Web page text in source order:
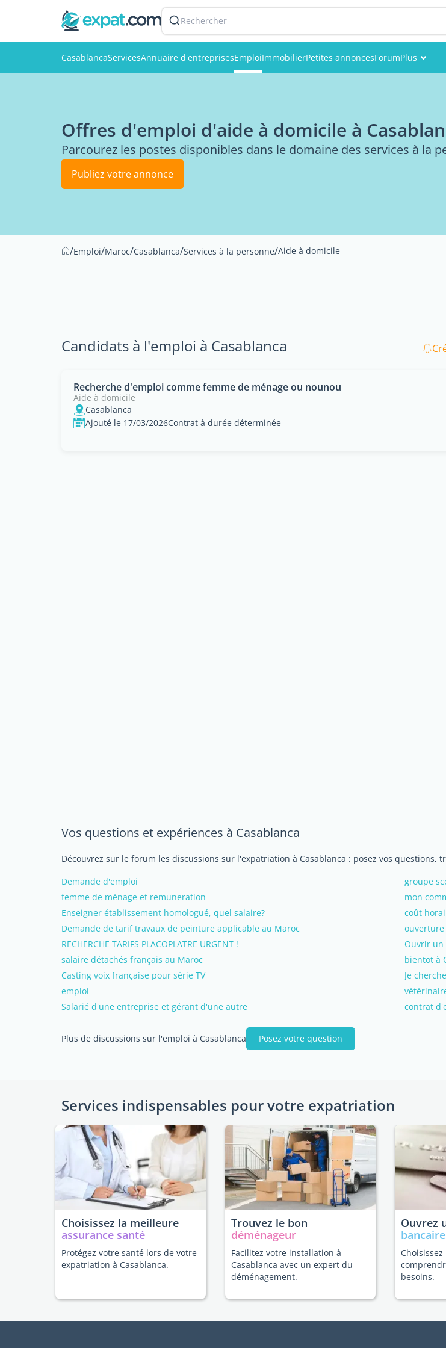
Rechercher
CasablancaServicesAnnuaire d'entreprisesEmploiImmobilierPetites annoncesForumPlus
Photos
Offres d'emploi d'aide à domicile à
Parcourez les postes disponibles dans le domaine des services à la
Publiez votre annonce
/Emploi/Maroc/Casablanca/Services à la personne/Aide à domicile
Candidats à l'emploi à Casablanca
Recherche d'emploi comme femme de ménage ou nounou
Aide à domicile
Casablanca
Ajouté le 17/03/2026Contrat à durée déterminée
Vos questions et expériences à Casablanca
Découvrez sur le forum les discussions sur l'expatriation à Casablanca : posez vos questions,
Demande d'emploi
groupe
femme de ménage et remuneration
mon
Enseigner établissement homologué, quel salaire?
coût
Demande de tarif travaux de peinture applicable au Maroc
ouverture
RECHERCHE TARIFS PLACOPLATRE URGENT !
Ouvrir un
salaire détachés français au Maroc
bientot à
Casting voix française pour série TV
Je
emploi
Salarié d'une entreprise et gérant d'une autre
contrat
Plus de discussions sur l'emploi à Casablanca Posez votre question
Services indispensables pour votre expatriation
Choisissez la meilleure
assurance santé
Protégez votre santé lors de votre
expatriation à Casablanca.
Trouvez le bon
déménageur
Facilitez votre installation à
Casablanca avec un expert du
déménagement.
Ouvrez
bancaire
besoins.